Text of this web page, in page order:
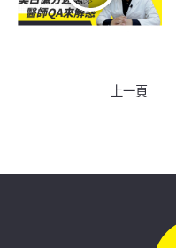
上一頁